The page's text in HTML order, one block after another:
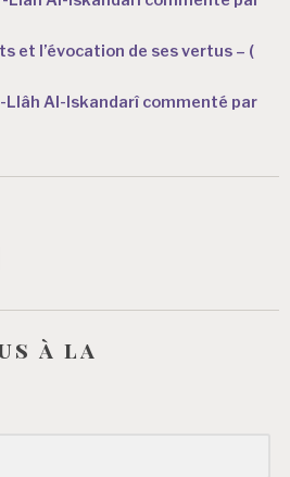
et l’évocation de ses vertus – (
-Llâh Al-Iskandarî commenté par
à la